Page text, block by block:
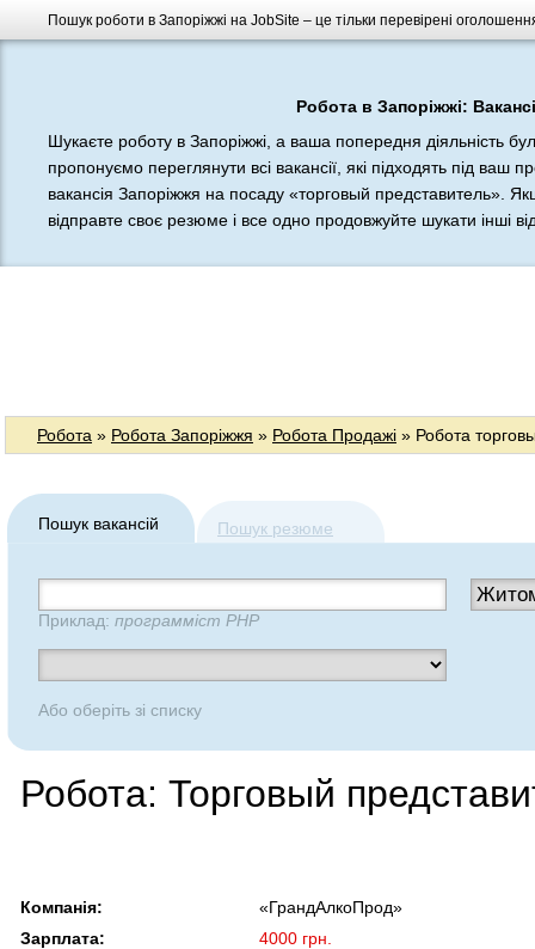
Пошук роботи в Запоріжжі на JobSite – це тільки перевірені
Робота в Запоріжжі:
Шукаєте роботу в Запоріжжі, а ваша попередня діяльність
пропонуємо переглянути всі вакансії, які підходять під ваш
вакансія Запоріжжя на посаду «торговый представитель».
відправте своє резюме і все одно продовжуйте шукати інші
Робота » Робота Запоріжжя » Робота Продажі » Робота
Пошук вакансій Пошук резюме
Приклад: программіст PHP
Або оберіть зі списку
Робота: Торговый
Компанія:
«ГрандАлкоПрод»
Зарплата:
4000 грн.